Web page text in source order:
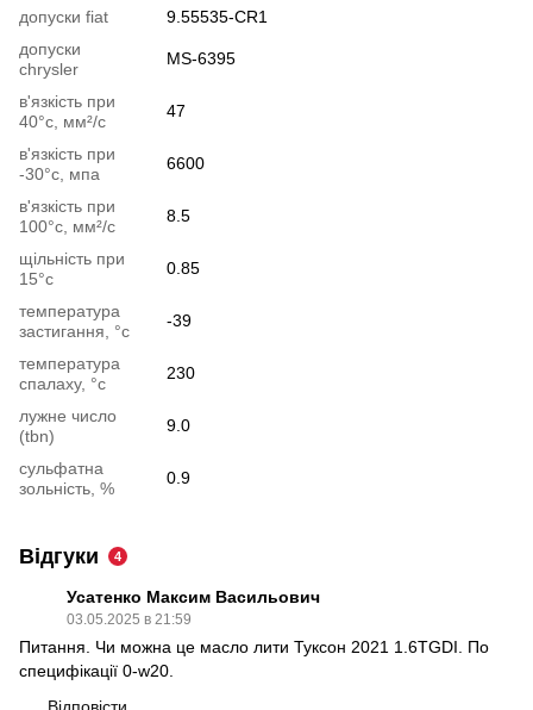
допуски fiat
9.55535-CR1
допуски
chrysler
MS-6395
в'язкість при
40°c, мм²/с
47
в'язкість при
-30°c, мпа
6600
в'язкість при
100°c, мм²/с
8.5
щільність при
15°c
0.85
температура
застигання, °c
-39
температура
спалаху, °c
230
лужне число
(tbn)
9.0
сульфатна
зольність, %
0.9
Відгуки 4
Усатенко Максим Васильович
03.05.2025 в 21:59
Питання. Чи можна це масло лити Туксон 2021 1.6TGDI. По
специфікації 0-w20.
Відповісти